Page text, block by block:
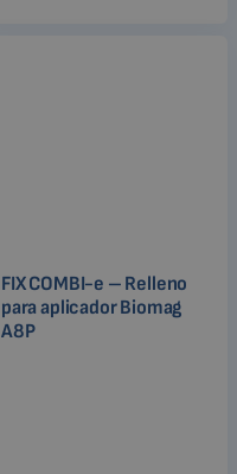
FIX COMBI-e – Relleno
para aplicador Biomag
A8P